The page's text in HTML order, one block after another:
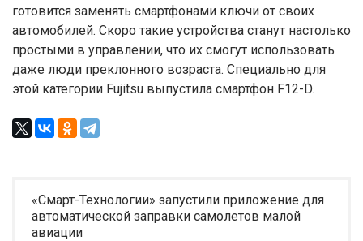
готовится заменять смартфонами ключи от своих
автомобилей. Скоро такие устройства станут настолько
простыми в управлении, что их смогут использовать
даже люди преклонного возраста. Специально для
этой категории Fujitsu выпустила смартфон F12-D.
«Смарт-Технологии» запустили приложение для
автоматической заправки самолетов малой
авиации